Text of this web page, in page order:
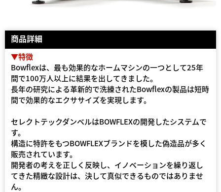
商品詳細
▼特徴
Bowflexは、最も効果的なホームマシンの一つとして25年
間で100万人以上に結果を出してきました。
長年の研究による革新的で洗練されたBowflexの製品は短時
間で効果的なエクササイズを実現します。
セレクトテックダンベルはBOWFLEXの開発したシステムで
す。
構造に特許をもつBOWFLEXブランドを模した偽造品が多く
販売されています。
開発者の考えを正しく反映し、イノベーションを繰り返し
てきた精緻な設計は、決して真似できるものではありませ
ん。